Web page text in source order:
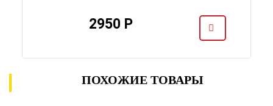
2950 Р
ПОХОЖИЕ ТОВАРЫ